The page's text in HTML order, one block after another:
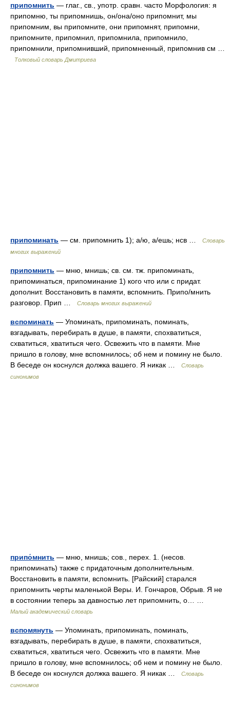
припомнить — глаг., св., употр. сравн. часто Морфология: я
припомню, ты припомнишь, он/она/оно припомнит, мы
припомним, вы припомните, они припомнят, припомни,
припомните, припомнил, припомнила, припомнило,
припомнили, припомнивший, припомненный, припомнив см …
Толковый словарь Дмитриева
припоминать — см. припомнить 1); а/ю, а/ешь; нсв …
Словарь
многих выражений
припомнить — мню, мнишь; св. см. тж. припоминать,
припоминаться, припоминание 1) кого что или с придат.
дополнит. Восстановить в памяти, вспомнить. Припо/мнить
разговор. Прип …
Словарь многих выражений
вспоминать — Упоминать, припоминать, поминать,
взгадывать, перебирать в душе, в памяти, спохватиться,
схватиться, хватиться чего. Освежить что в памяти. Мне
пришло в голову, мне вспомнилось; об нем и помину не было.
В беседе он коснулся должка вашего. Я никак …
Словарь
синонимов
припо́мнить — мню, мнишь; сов., перех. 1. (несов.
припоминать) также с придаточным дополнительным.
Восстановить в памяти, вспомнить. [Райский] старался
припомнить черты маленькой Веры. И. Гончаров, Обрыв. Я не
в состоянии теперь за давностью лет припомнить, о… …
Малый академический словарь
вспомянуть — Упоминать, припоминать, поминать,
взгадывать, перебирать в душе, в памяти, спохватиться,
схватиться, хватиться чего. Освежить что в памяти. Мне
пришло в голову, мне вспомнилось; об нем и помину не было.
В беседе он коснулся должка вашего. Я никак …
Словарь
синонимов